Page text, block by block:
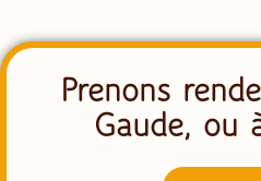
Prenons
Gaude, ou